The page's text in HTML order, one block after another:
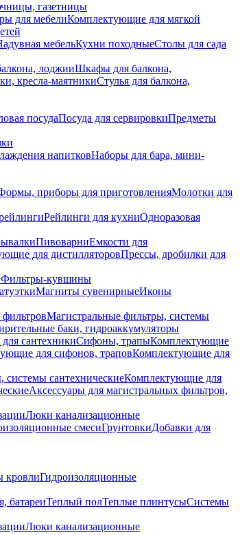
газетницы
для мебелиКомплектующие для мягкой
мебельКухни походныеСтолы для сада
лоджииШкафы для балкона,
кресла-маятникиСтулья для балкона,
посудаПосуда для сервировкиПредметы
напитковНаборы для бара, мини-
приборы для приготовленияМолотки для
Рейлинги для кухниОдноразовая
ПивоварниЕмкости для
для дистилляторовПрессы, дробилки для
Фильтры-кувшины
Магниты сувенирныеИконы
Магистральные фильтры, системы
баки, гидроаккумуляторы
сантехникиСифоны, трапыКомплектующие
для сифонов, траповКомплектующие для
сантехническиеКомплектующие для
Аксессуары для магистральных фильтров,
Люки канализационные
смесиГрунтовкиДобавки для
кровлиГидроизоляционные
батареиТеплый полТеплые плинтусыСистемы
Люки канализационные